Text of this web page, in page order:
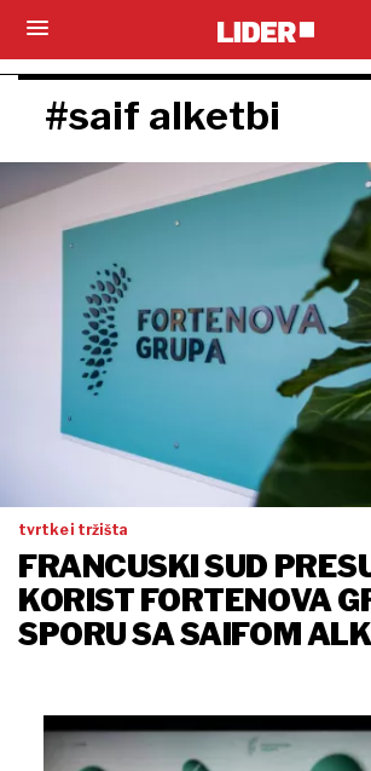
#saif alketbi
tvrtke i tržišta
FRANCUSKI SUD
KORIST FORTENOVA
SPORU SA SAIFOM